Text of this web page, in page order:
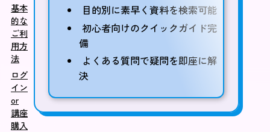
目的別に素早く資料を検索可能
初心者向けのクイックガイド完
備
よくある質問で疑問を即座に解
決
基本
的な
ご利
用方
法
ログ
イン
or
講座
購入